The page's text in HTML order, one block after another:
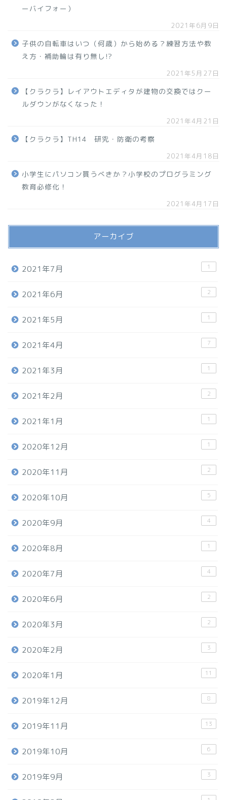
ーバイフォー）
2021年6月9日
子供の自転車はいつ（何歳）から始める？練習方法や教
え方・補助輪は有り無し!?
2021年5月27日
【クラクラ】レイアウトエディタが建物の交換ではクー
ルダウンがなくなった！
2021年4月21日
【クラクラ】TH14 研究・防衛の考察
2021年4月18日
小学生にパソコン買うべきか？小学校のプログラミング
教育必修化！
2021年4月17日
アーカイブ
2021年7月 1
2021年6月 2
2021年5月 1
2021年4月 7
2021年3月 1
2021年2月 2
2021年1月 1
2020年12月 1
2020年11月 2
2020年10月 5
2020年9月 4
2020年8月 1
2020年7月 4
2020年6月 2
2020年3月 2
2020年2月 3
2020年1月 11
2019年12月 8
2019年11月 13
2019年10月 6
2019年9月 3